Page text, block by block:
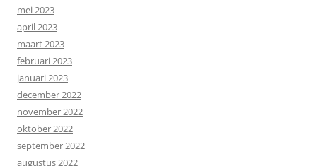
mei 2023
april 2023
maart 2023
februari 2023
januari 2023
december 2022
november 2022
oktober 2022
september 2022
augustus 2022